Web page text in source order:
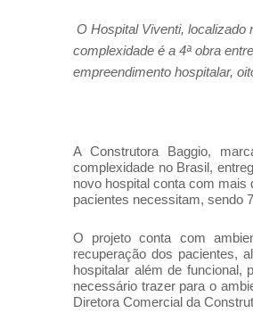
O Hospital Viventi, localizado
complexidade é a 4ª obra
empreendimento hospitalar,
A Construtora Baggio,
complexidade no Brasil,
novo hospital conta com mais
pacientes necessitam, sendo
O projeto conta com
recuperação dos pacientes,
hospitalar além de
necessário trazer para o
Diretora Comercial da